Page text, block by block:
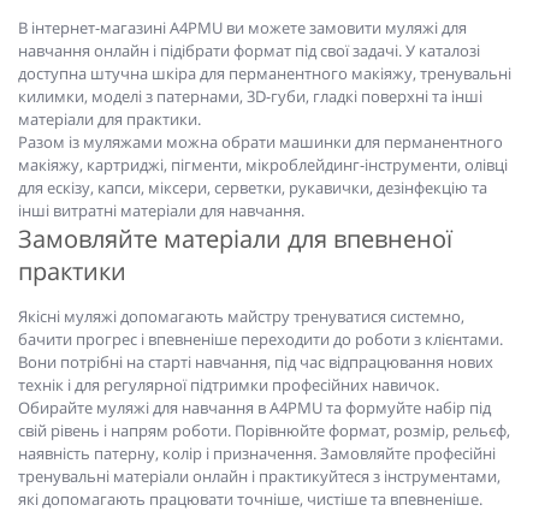
В інтернет-магазині A4PMU ви можете замовити муляжі для
навчання онлайн і підібрати формат під свої задачі. У каталозі
доступна штучна шкіра для перманентного макіяжу, тренувальні
килимки, моделі з патернами, 3D-губи, гладкі поверхні та інші
матеріали для практики.
Разом із муляжами можна обрати машинки для перманентного
макіяжу, картриджі, пігменти, мікроблейдинг-інструменти, олівці
для ескізу, капси, міксери, серветки, рукавички, дезінфекцію та
інші витратні матеріали для навчання.
Замовляйте матеріали для впевненої
практики
Якісні муляжі допомагають майстру тренуватися системно,
бачити прогрес і впевненіше переходити до роботи з клієнтами.
Вони потрібні на старті навчання, під час відпрацювання нових
технік і для регулярної підтримки професійних навичок.
Обирайте муляжі для навчання в A4PMU та формуйте набір під
свій рівень і напрям роботи. Порівнюйте формат, розмір, рельєф,
наявність патерну, колір і призначення. Замовляйте професійні
тренувальні матеріали онлайн і практикуйтеся з інструментами,
які допомагають працювати точніше, чистіше та впевненіше.